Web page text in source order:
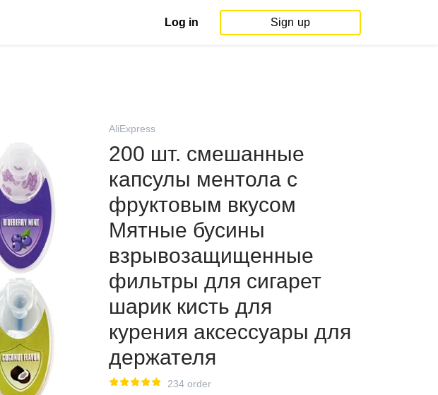
Log in Sign up
AliExpress
200 шт. смешанные
капсулы ментола с
фруктовым вкусом
Мятные бусины
взрывозащищенные
фильтры для сигарет
шарик кисть для
курения аксессуары для
держателя
234 order